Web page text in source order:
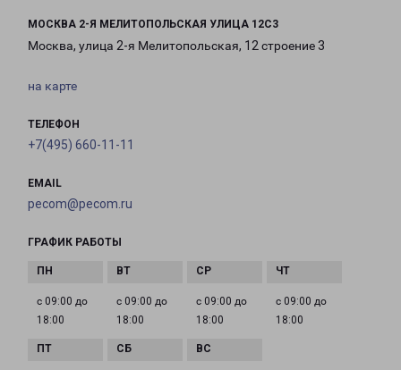
МОСКВА 2-Я МЕЛИТОПОЛЬСКАЯ УЛИЦА 12С3
Москва, улица 2-я Мелитопольская, 12 строение 3
на карте
ТЕЛЕФОН
+7(495) 660-11-11
EMAIL
pecom@pecom.ru
ГРАФИК РАБОТЫ
с 09:00 до
18:00
с 09:00 до
18:00
с 09:00 до
18:00
с 09:00 до
18:00